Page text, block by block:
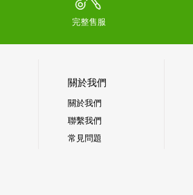
完整售服
關於我們
關於我們
聯繫我們
常見問題